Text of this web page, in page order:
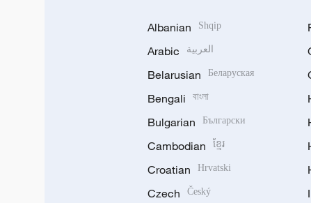
Albanian Shqip
Arabic العربية
Belarusian Беларуская
Bengali বাংলা
Bulgarian Български
Cambodian ខ្មែរ
Croatian Hrvatski
Czech Český